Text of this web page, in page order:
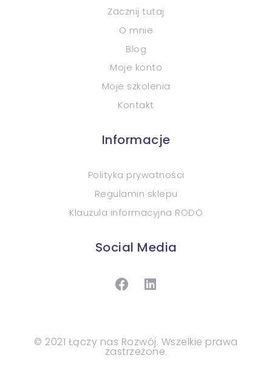
Zacznij tutaj
O mnie
Blog
Moje konto
Moje szkolenia
Kontakt
Informacje
Polityka prywatności
Regulamin sklepu
Klauzula informacyjna RODO
Social Media
© 2021 Łączy nas Rozwój. Wszelkie prawa
zastrzeżone.